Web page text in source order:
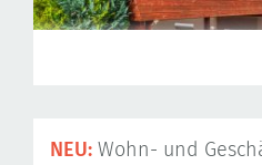
NEU: Wohn- und